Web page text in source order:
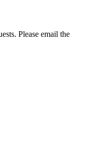
Please email the